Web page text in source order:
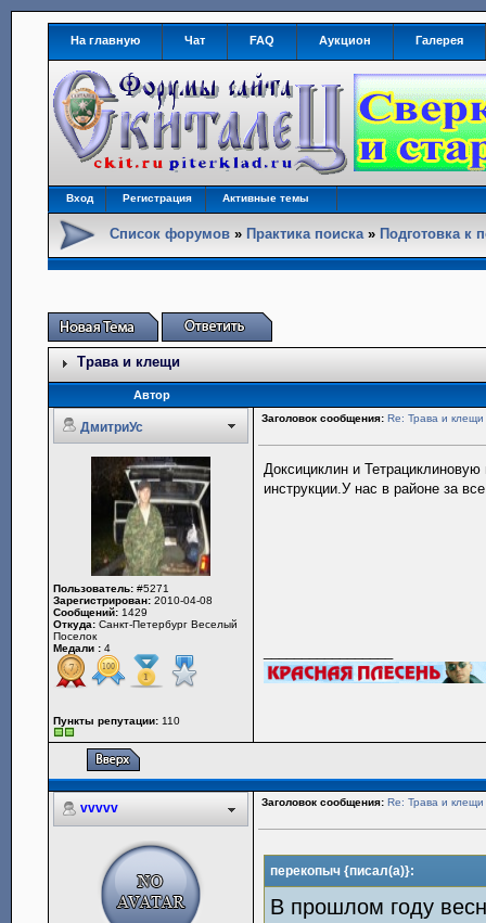
На главную Чат FAQ Аукцион Галерея
Вход Регистрация Активные темы
Список форумов » Практика поиска» Подготовка к
Трава и клещи
Автор
ДмитриУс
Заголовок сообщения: Re: Трава и клещи
Пользователь: #5271
Зарегистрирован: 2010-04-08
Сообщений: 1429
Откуда: Санкт-Петербург Веселый
Поселок
Медали : 4
Пункты репутации: 110
Доксициклин и
инструкции.У нас в районе за
vvvvv Заголовок сообщения: Re: Трава и клещи
перекопыч {писал(а)}:
В прошлом году